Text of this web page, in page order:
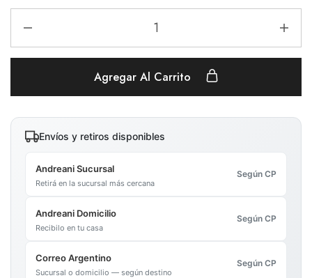
Agregar Al Carrito
Envíos y retiros disponibles
Andreani Sucursal
Retirá en la sucursal más cercana
Según CP
Andreani Domicilio
Recibilo en tu casa
Según CP
Correo Argentino
Sucursal o domicilio — según destino
Según CP